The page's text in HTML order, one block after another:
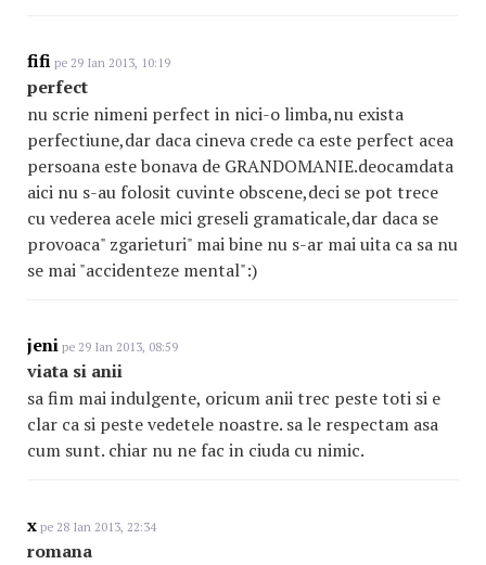
fifi pe 29 Ian 2013, 10:19
perfect
nu scrie nimeni perfect in nici-o limba,nu exista
perfectiune,dar daca cineva crede ca este perfect acea
persoana este bonava de GRANDOMANIE.deocamdata
aici nu s-au folosit cuvinte obscene,deci se pot trece
cu vederea acele mici greseli gramaticale,dar daca se
provoaca" zgarieturi" mai bine nu s-ar mai uita ca sa nu
se mai "accidenteze mental":)
jeni pe 29 Ian 2013, 08:59
viata si anii
sa fim mai indulgente, oricum anii trec peste toti si e
clar ca si peste vedetele noastre. sa le respectam asa
cum sunt. chiar nu ne fac in ciuda cu nimic.
x pe 28 Ian 2013, 22:34
romana